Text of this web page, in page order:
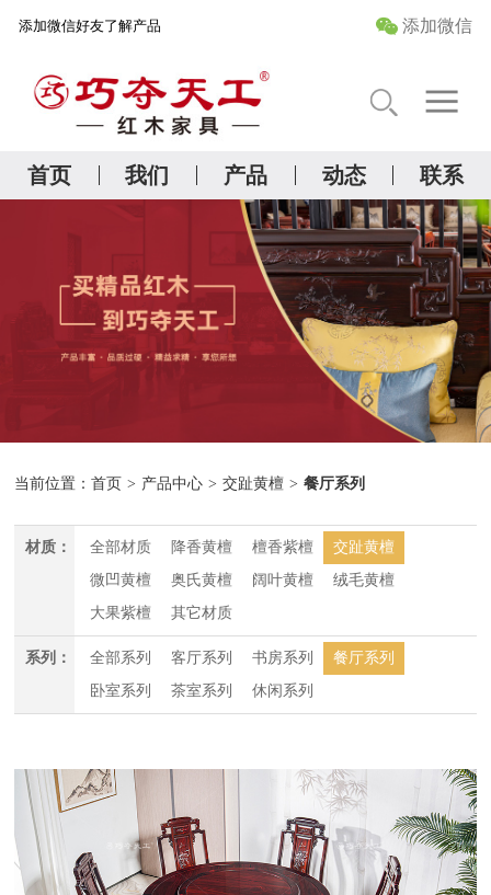
首页 我们 产品 动态 联系
当前位置：首页 > 产品中心 > 交趾黄檀 > 餐厅系列
材质： 全部材质 降香黄檀 檀香紫檀
交趾黄檀
微凹黄檀
奥氏黄檀 阔叶黄檀
绒毛黄檀
大果紫檀
其它材质
系列： 全部系列 客厅系列 书房系列
餐厅系列
卧室系列
茶室系列 休闲系列
首 页
关于我们
精品红木研究院
产品中心
管家服务
添加微信好友了解产品 添加微信